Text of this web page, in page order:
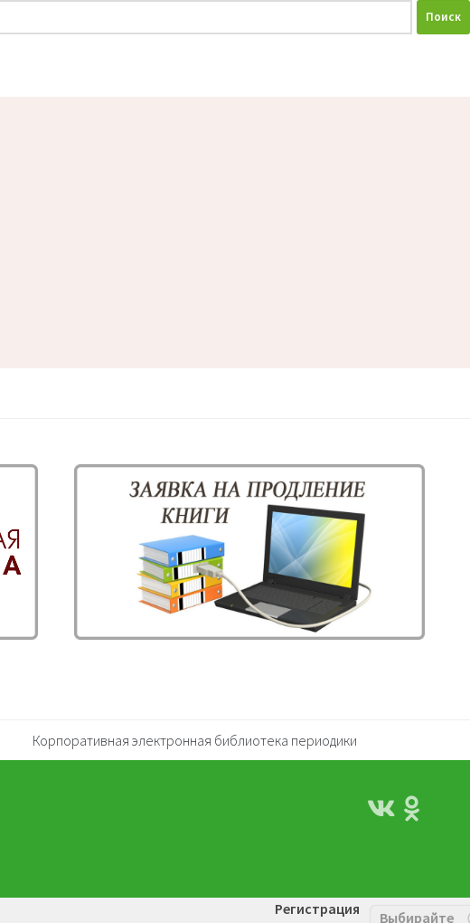
Корпоративная электронная библиотека периодики
Регистрация
Выбирайте